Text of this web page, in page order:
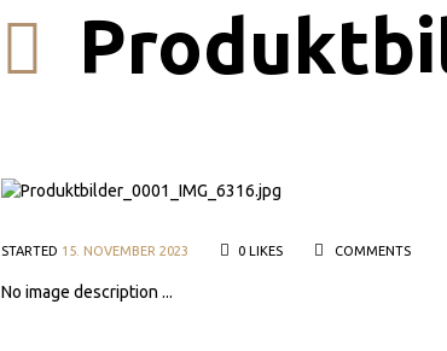
STARTED 15. NOVEMBER 2023 0LIKES COMMENTS
No image description ...